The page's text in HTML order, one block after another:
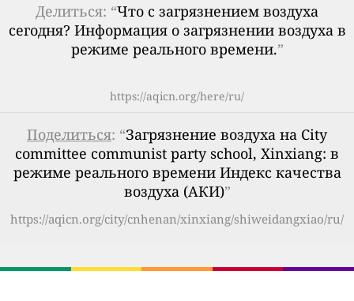
Делиться: “Что с загрязнением воздуха
сегодня? Информация о загрязнении воздуха в
режиме реального времени.”
https://aqicn.org/here/ru/
Поделиться: “Загрязнение воздуха на City
committee communist party school, Xinxiang: в
режиме реального времени Индекс качества
воздуха (АКИ)”
https://aqicn.org/city/cnhenan/xinxiang/shiweidangxiao/ru/